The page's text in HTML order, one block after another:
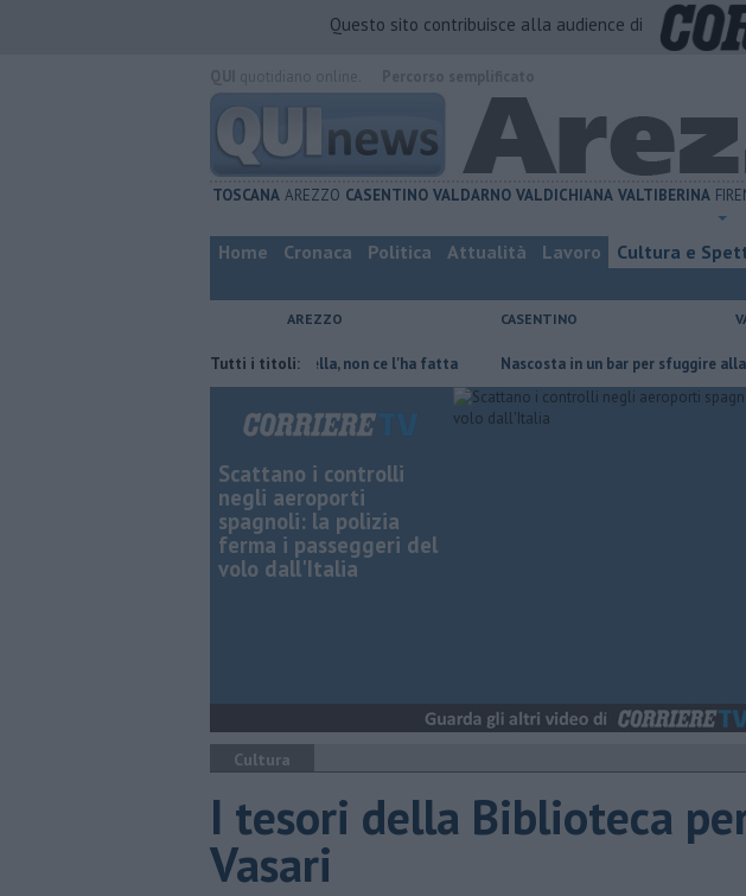
Questo sito contribuisce alla audience di
TOSCANA AREZZO CASENTINO VALDARNO VALDICHIANA VALTIBERINA
Home Cronaca Politica Attualità Lavoro Cultura e
AREZZO CASENTINO
Tutti i titoli:
Contagiata da legionella, non ce l'ha fatta Nascosta in un bar per sfuggire alla furia del
Scattano i controlli
negli aeroporti
spagnoli: la polizia
ferma i passeggeri del
volo dall'Italia
Cultura
​I tesori della Biblioteca
Vasari